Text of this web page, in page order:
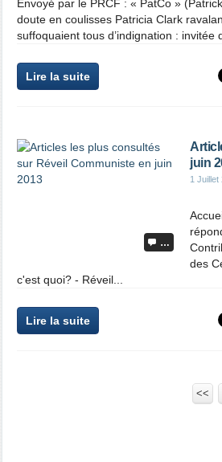
Envoyé par le PRCF : « PatCo »
doute en coulisses Patricia Clark
suffoquaient tous d’indignation :
Lire la suite
…
juin
1 Juillet
des
c'est quoi? - Réveil...
Lire la suite
<<